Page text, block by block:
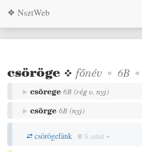
❖ NsztWeb
csöröge ❖ főnév ◦ 6B ◦
csörege 6B (rég v. nyj)
csörge 6B (nyj)
csörögefánk 5 adat